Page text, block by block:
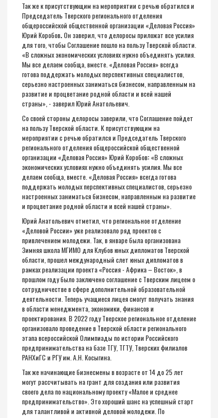
Так же к присутствующим на мероприятии с речью обратился и
Председатель Тверского регионального отделения
общероссийской общественной организации «Деловая Россия»
Юрий Коробов.Он заверил, что делоросы приложат все усилия
для того, чтобы Соглашение пошло на пользу Тверской области.
«В сложных экономических условиях нужно объединять усилия.
Мы все делаем сообща, вместе. «Деловая Россия» всегда
готова поддержать молодых перспективных специалистов,
серьезно настроенных заниматься бизнесом, направленным на
развитие и процветание родной области и всей нашей
страны», - заверил Юрий Анатольевич.
Со своей стороны делоросы заверили, что Соглашение пойдет
на пользу Тверской области. К присутствующим на
мероприятии с речью обратился и Председатель Тверского
регионального отделения общероссийской общественной
организации «Деловая Россия» Юрий Коробов:«В сложных
экономических условиях нужно объединять усилия. Мы все
делаем сообща, вместе. «Деловая Россия» всегда готова
поддержать молодых перспективных специалистов, серьезно
настроенных заниматься бизнесом, направленным на развитие
и процветание родной области и всей нашей страны».
Юрий Анатольевич отметил, что региональное отделение
«Деловой России» уже реализовало ряд проектов с
привлечением молодежи. Так, в январе была организована
Зимняя школа МГИМО для Клубов юных дипломатов Тверской
области, прошел международный слет юных дипломатов в
рамках реализации проекта «Россия - Африка – Восток», в
прошлом году было заключено соглашение с Тверским лицеем о
сотрудничестве в сфере дополнительной образовательной
деятельности. Теперь учащиеся лицея смогут получать знания
в области менеджмента, экономики, финансов и
проектирования. В 2022 году Тверское региональное отделение
организовало проведение в Тверской области регионального
этапа всероссийской Олимпиады по истории Российского
предпринимательства на базе ТГУ, ТГТУ, Тверских филиалов
РАНХиГС и РГУ им. А.Н. Косыгина.
Так же начинающие бизнесмены в возрасте от 14 до 25 лет
могут рассчитывать на грант для создания или развития
своего дела по национальному проекту «Малое и среднее
предпринимательство». Это хороший шанс на успешный старт
для талантливой и активной деловой молодежи. По